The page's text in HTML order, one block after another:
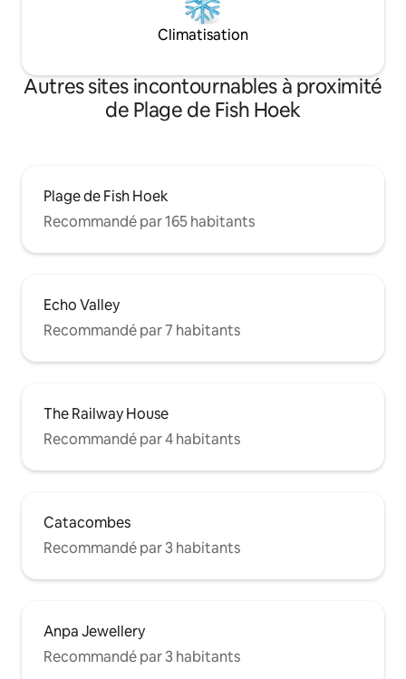
Climatisation
Autres sites incontournables à proximité
de Plage de Fish Hoek
Plage de Fish Hoek
Recommandé par 165 habitants
Echo Valley
Recommandé par 7 habitants
The Railway House
Recommandé par 4 habitants
Catacombes
Recommandé par 3 habitants
Anpa Jewellery
Recommandé par 3 habitants